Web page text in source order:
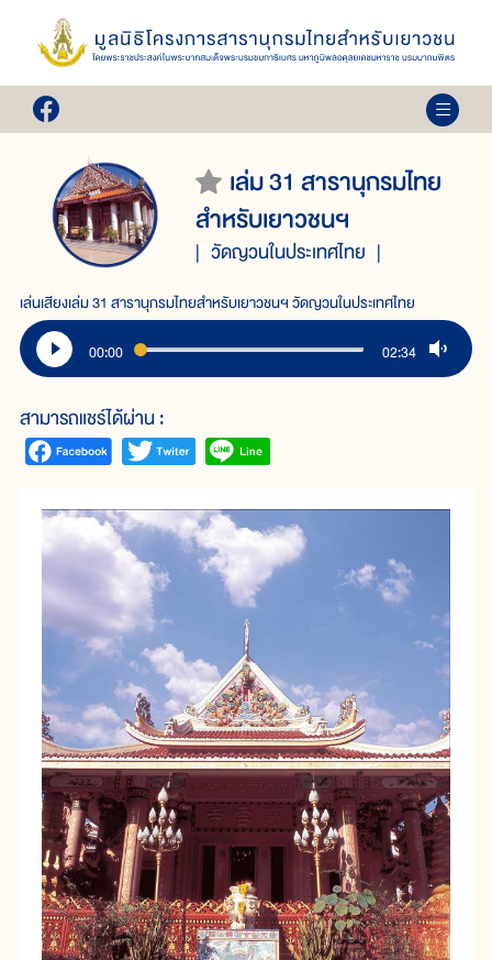
เล่ม 31 สารานุกรมไทย
สำหรับเยาวชนฯ
วัดญวนในประเทศไทย
เล่นเสียงเล่ม 31 สารานุกรมไทยสำหรับเยาวชนฯ วัดญวนในประเทศไทย
00:00 02:34
สามารถแชร์ได้ผ่าน :